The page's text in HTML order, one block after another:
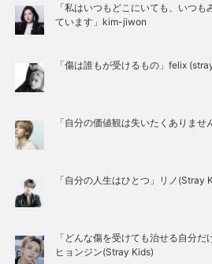
「私はいつもどこにいても、いつ
ています」kim-jiwon
「傷は誰もが受けるもの」felix
「自分の価値観は失いたくありませ
「自分の人生はひとつ」リノ(Stray
「どんな傷を受けても治せる自分だ
ヒョンジン(Stray Kids)